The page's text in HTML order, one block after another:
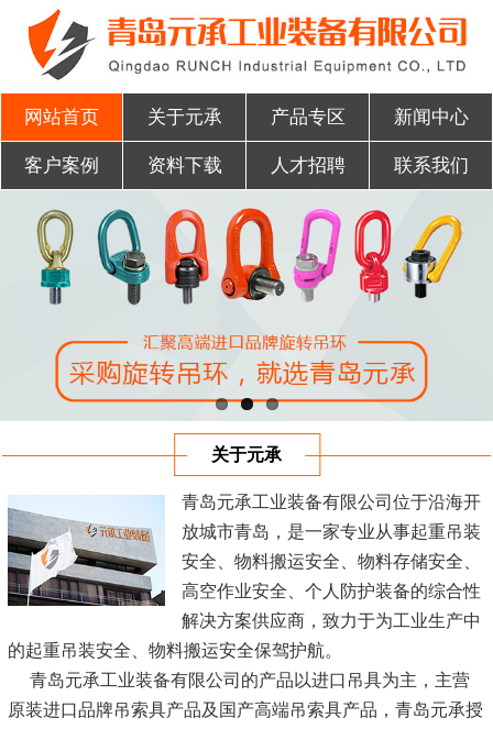
网站首页 关于元承 产品专区 新闻中心
客户案例 资料下载 人才招聘 联系我们
关于元承
青岛元承工业装备有限公司位于沿海开
放城市青岛，是一家专业从事起重吊装
安全、物料搬运安全、物料存储安全、
高空作业安全、个人防护装备的综合性
解决方案供应商，致力于为工业生产中
的起重吊装安全、物料搬运安全保驾护航。
青岛元承工业装备有限公司的产品以进口吊具为主，主营
原装进口品牌吊索具产品及国产高端吊索具产品，青岛元承授